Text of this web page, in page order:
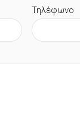
Τηλέφωνο